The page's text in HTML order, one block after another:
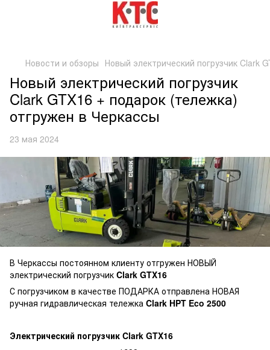
Новости и обзоры Новый электрический погрузчик Clark
Новый электрический погрузчик
Clark GTX16 + подарок (тележка)
отгружен в Черкассы
23 мая 2024
В Черкассы постоянном клиенту отгружен НОВЫЙ
электрический погрузчик Clark GTX16
С погрузчиком в качестве ПОДАРКА отправлена НОВАЯ
ручная гидравлическая тележка Clark HPT Eco 2500
Электрический погрузчик Clark GTX16